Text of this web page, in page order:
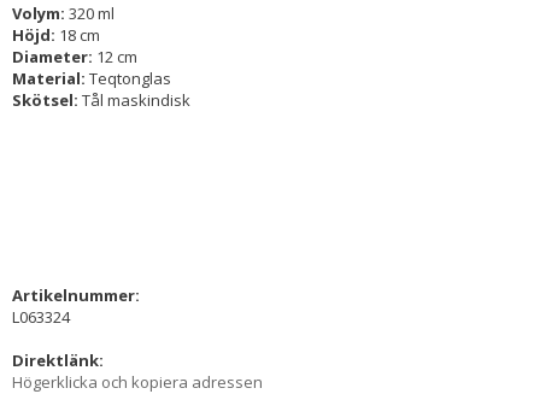
Volym: 320 ml
Höjd: 18 cm
Diameter: 12 cm
Material: Teqtonglas
Skötsel: Tål maskindisk
Artikelnummer:
L063324
Direktlänk:
Högerklicka och kopiera adressen